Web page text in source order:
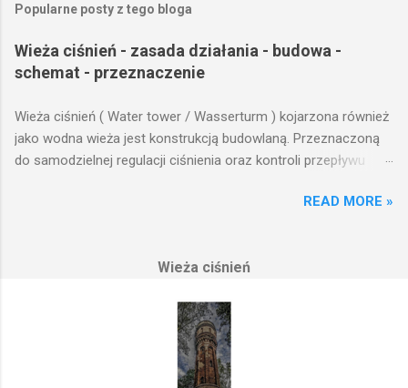
Popularne posty z tego bloga
Wieża ciśnień - zasada działania - budowa -
schemat - przeznaczenie
Wieża ciśnień ( Water tower / Wasserturm ) kojarzona również
jako wodna wieża jest konstrukcją budowlaną. Przeznaczoną
do samodzielnej regulacji ciśnienia oraz kontroli przepływu
na którym została wzniesiona. Wieża ciśnień jest obiektem
fundamenty modułu infrastruktury wodnej, zaplanowanej dla
Podstawową funkcją wież ciśnień jest zwiększanie ciśnienia
wody do dystrybucji. Zasada działania wieży ciśnień Cechą
priorytetową przy projektowaniu wieży ciśnień jest wyszukanie
odpowiedniego terenu pod przyszłe fundamenty obiektu.
READ MORE »
Wieża ciśnień